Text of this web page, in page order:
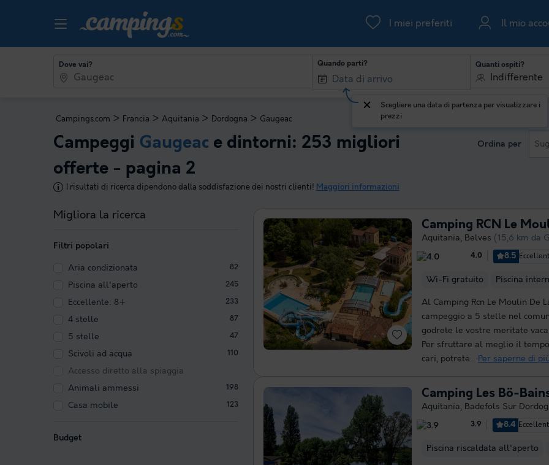
I miei preferiti Il mio
Dove vai? Quando parti?
Scegliere una data di partenza per visualizzare i
prezzi
Quanti ospiti?
Indifferente
Campings.com > Francia > Aquitania > Dordogna > Gaugeac
Campeggi Gaugeac e dintorni: 253 migliori
offerte - pagina 2
I risultati di ricerca dipendono dalla soddisfazione dei nostri clienti! Maggiori informazioni
Ordina per
Migliora la ricerca
Filtri popolari
Aria condizionata 82
Piscina all'aperto 245
Eccellente: 8+ 233
4 stelle 87
5 stelle 47
Scivoli ad acqua 110
Accesso diretto alla spiaggia
Animali ammessi
198
Casa mobile 123
Budget
Camping RCN Le
Aquitania, Belves (15,6 km da
4.0 8.5
Wi-Fi gratuito Piscina
Al Camping Rcn Le Moulin De
campeggio a 5 stelle nel
godrete le vostre meritate
Per sfruttare al meglio il
cari, potrete... Per saperne di più
Camping Les Bö-
Aquitania, Badefols Sur
3.9 8.4
Piscina riscaldata all'aperto